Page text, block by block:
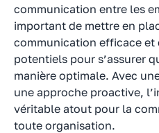
communication entre les
important de mettre en
communication efficace et
potentiels pour s’assurer
manière optimale. Avec
une approche proactive,
véritable atout pour la
toute organisation.